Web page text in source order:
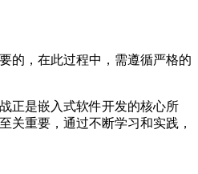
的，在此过程中，需遵循严格的
正是嵌入式软件开发的核心所
关重要，通过不断学习和实践，